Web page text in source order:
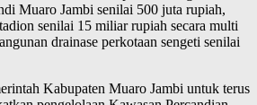
Muaro Jambi senilai 500 juta rupiah,
senilai 15 miliar rupiah secara multi
drainase perkotaan sengeti senilai
Kabupaten Muaro Jambi untuk terus